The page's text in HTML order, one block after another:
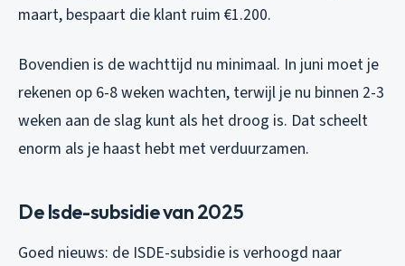
maart, bespaart die klant ruim €1.200.
Bovendien is de wachttijd nu minimaal. In juni moet je
rekenen op 6-8 weken wachten, terwijl je nu binnen 2-3
weken aan de slag kunt als het droog is. Dat scheelt
enorm als je haast hebt met verduurzamen.
De Isde-subsidie van 2025
Goed nieuws: de ISDE-subsidie is verhoogd naar